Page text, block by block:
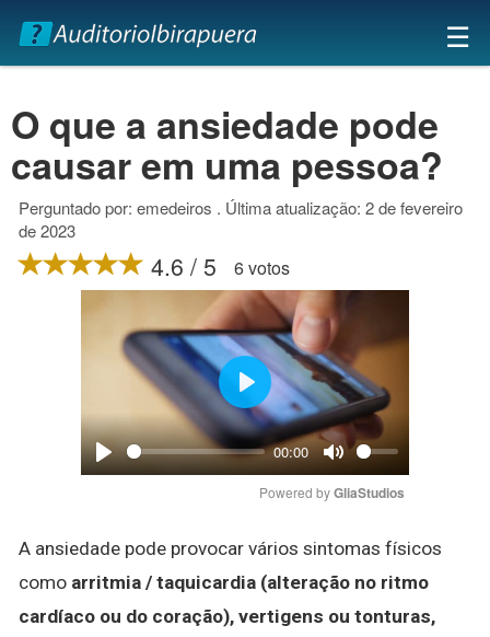
×
☰
O que a ansiedade pode
causar em uma pessoa?
Perguntado por: emedeiros . Última atualização: 2 de fevereiro
de 2023
4.6 / 5 6 votos
Play
00:00
Mute
Play
Powered by GliaStudios
A ansiedade pode provocar vários sintomas físicos
como arritmia / taquicardia (alteração no ritmo
cardíaco ou do coração), vertigens ou tonturas,